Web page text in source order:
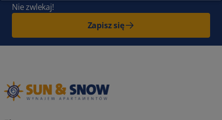
Nie zwlekaj!
Zapisz się